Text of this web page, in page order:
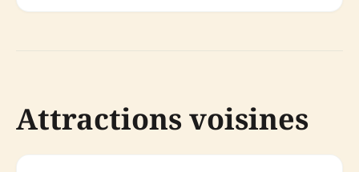
Attractions voisines